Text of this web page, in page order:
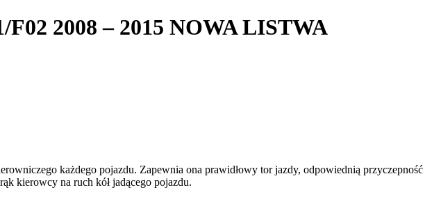
2008 – 2015 NOWA LISTWA
każdego pojazdu. Zapewnia ona prawidłowy tor jazdy, odpowiednią przyczepność
kierowcy na ruch kół jadącego pojazdu.